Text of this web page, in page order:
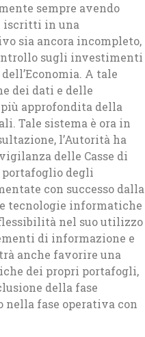
sempre avendo
iscritti in una
sia ancora incompleto,
sugli investimenti
A tale
dei dati e delle
approfondita della
Tale sistema è ora in
l’Autorità ha
delle Casse di
degli
con successo dalla
tecnologie informatiche
nel suo utilizzo
di informazione e
anche favorire una
dei propri portafogli,
della fase
fase operativa con